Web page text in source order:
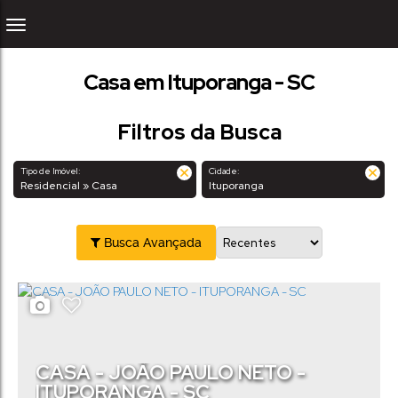
Casa em Ituporanga - SC
Filtros da Busca
Tipo de Imóvel:
Residencial » Casa
Cidade:
Ituporanga
Busca Avançada
CASA - JOÃO PAULO NETO -
ITUPORANGA - SC